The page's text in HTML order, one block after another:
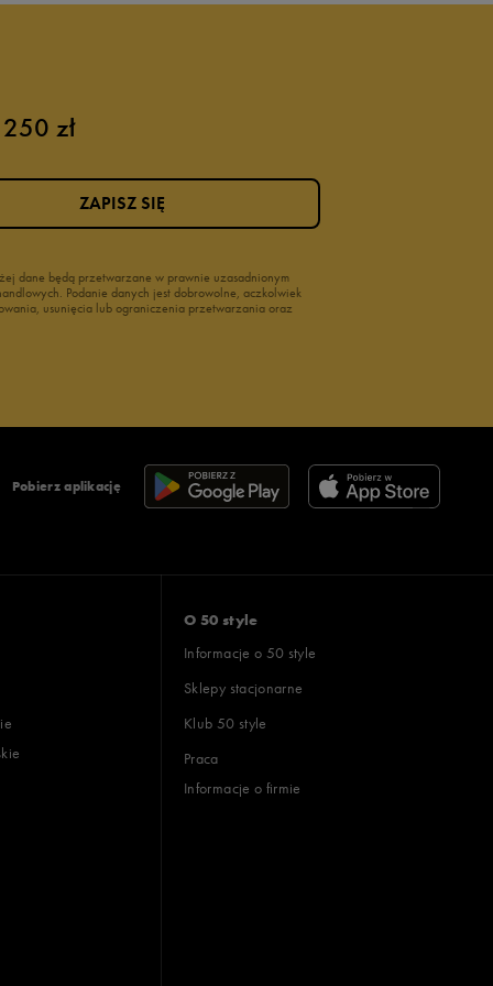
zł
dane będą przetwarzane w prawnie uzasadnionym
Podanie danych jest dobrowolne, aczkolwiek
usunięcia lub ograniczenia przetwarzania oraz
ZAPISZ SIĘ
Pobierz aplikację
O 50 style
Informacje o 50 style
Sklepy stacjonarne
Klub 50 style
Praca
Informacje o firmie